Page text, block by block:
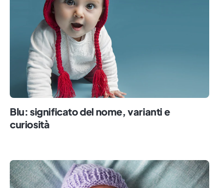
Blu: significato del nome, varianti e
curiosità